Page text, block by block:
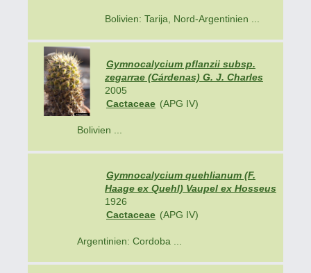
Bolivien: Tarija, Nord-Argentinien ...
Gymnocalycium pflanzii subsp.
zegarrae (Cárdenas) G. J. Charles
2005
Cactaceae (APG IV)
Bolivien ...
Gymnocalycium quehlianum (F.
Haage ex Quehl) Vaupel ex Hosseus
1926
Cactaceae (APG IV)
Argentinien: Cordoba ...